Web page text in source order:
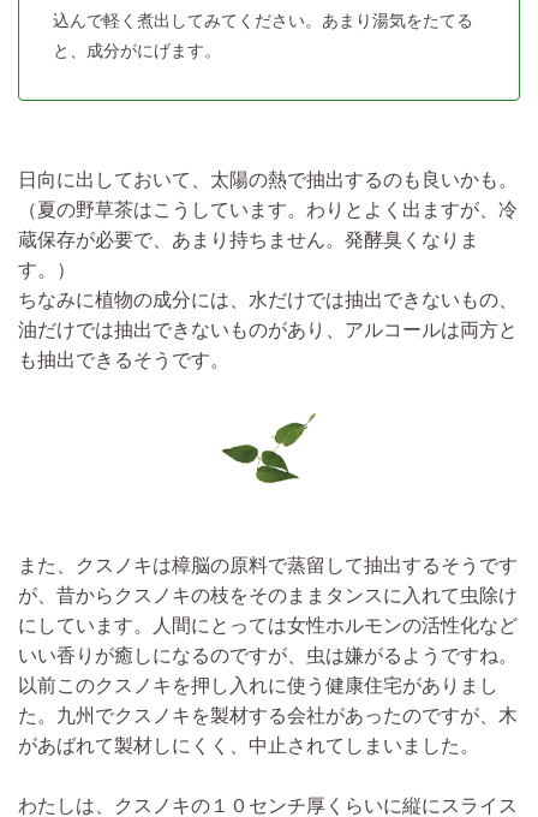
込んで軽く煮出してみてください。あまり湯気をたてる
と、成分がにげます。
日向に出しておいて、太陽の熱で抽出するのも良いかも。
（夏の野草茶はこうしています。わりとよく出ますが、冷
蔵保存が必要で、あまり持ちません。発酵臭くなりま
す。）
ちなみに植物の成分には、水だけでは抽出できないもの、
油だけでは抽出できないものがあり、アルコールは両方と
も抽出できるそうです。
また、クスノキは樟脳の原料で蒸留して抽出するそうです
が、 昔からクスノキの枝をそのままタンスに入れて虫除け
にしています。
人間にとっては女性ホルモンの活性化など
いい香りが癒しになるのですが、虫は嫌がるよう ですね。
以前このクスノキを押し入れに使う健康住宅がありまし
た。九州でクスノキを製材する会社があったのですが、木
があばれて製材しにくく、中止されてしまいました。
わたしは、
クスノキの１０センチ厚くらいに縦にスライス